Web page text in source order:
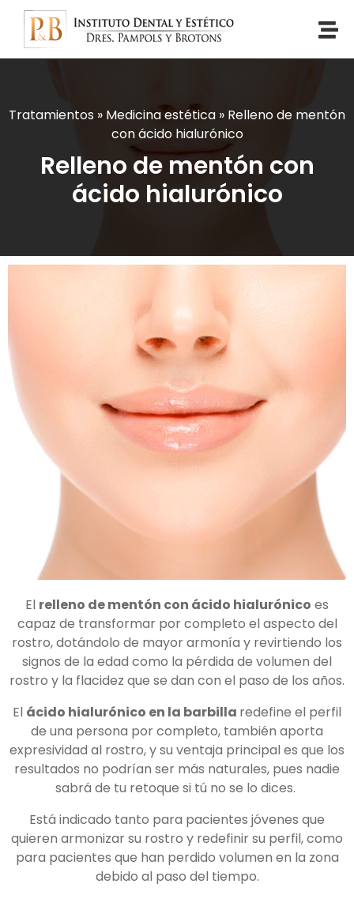
Tratamientos » Medicina estética » Relleno de mentón
con ácido hialurónico
Relleno de mentón con
ácido hialurónico
El relleno de mentón con ácido hialurónico es
capaz de transformar por completo el aspecto del
rostro, dotándolo de mayor armonía y revirtiendo los
signos de la edad como la pérdida de volumen del
rostro y la flacidez que se dan con el paso de los años.
El ácido hialurónico en la barbilla redefine el perfil
de una persona por completo, también aporta
expresividad al rostro, y su ventaja principal es que los
resultados no podrían ser más naturales, pues nadie
sabrá de tu retoque si tú no se lo dices.
Está indicado tanto para pacientes jóvenes que
quieren armonizar su rostro y redefinir su perfil, como
para pacientes que han perdido volumen en la zona
debido al paso del tiempo.